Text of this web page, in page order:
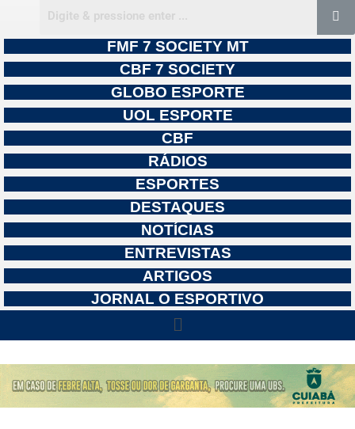
FMF 7 SOCIETY MT
CBF 7 SOCIETY
GLOBO ESPORTE
UOL ESPORTE
CBF
RÁDIOS
ESPORTES
DESTAQUES
NOTÍCIAS
ENTREVISTAS
ARTIGOS
JORNAL O ESPORTIVO